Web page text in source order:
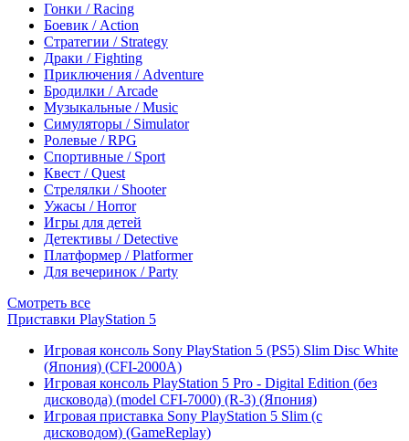
Гонки / Racing
Боевик / Action
Стратегии / Strategy
Драки / Fighting
Приключения / Adventure
Бродилки / Arcade
Музыкальные / Music
Симуляторы / Simulator
Ролевые / RPG
Спортивные / Sport
Квест / Quest
Стрелялки / Shooter
Ужасы / Horror
Игры для детей
Детективы / Detective
Платформер / Platformer
Для вечеринок / Party
Смотреть все
Приставки PlayStation 5
Игровая консоль Sony PlayStation 5 (PS5) Slim Disc White
(Япония) (CFI-2000A)
Игровая консоль PlayStation 5 Pro - Digital Edition (без
дисковода) (model CFI-7000) (R-3) (Япония)
Игровая приставка Sony PlayStation 5 Slim (с
дисководом) (GameReplay)